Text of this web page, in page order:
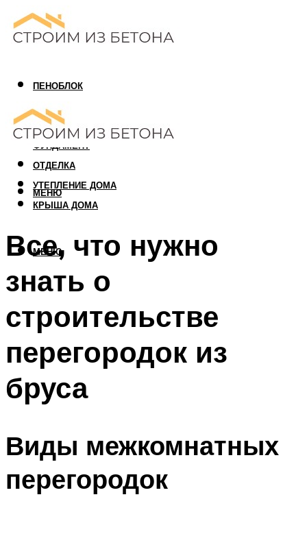
ПЕНОБЛОК
ГАЗОБЛОК
АРБОЛИТОВЫЙ БЛОК
ФУНДАМЕНТ
ОТДЕЛКА
УТЕПЛЕНИЕ ДОМА
КРЫША ДОМА
МЕНЮ
МЕНЮ
Все, что нужно
знать о
строительстве
перегородок из
бруса
Виды межкомнатных
перегородок